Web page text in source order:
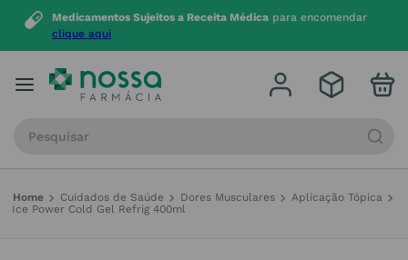
Medicamentos Sujeitos a Receita Médica para encomendar
clique aqui
Cuidados de Saúde Dores Musculares
Aplicação Tópica
Ice Power Cold Gel Refrig 400ml